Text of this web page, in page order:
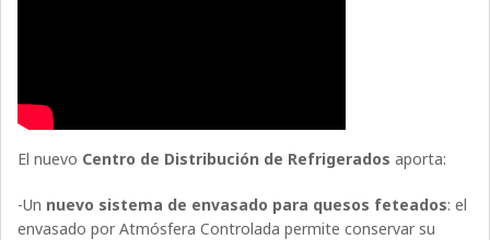
El nuevo Centro de Distribución de Refrigerados aporta:
-Un nuevo sistema de envasado para quesos feteados: el
envasado por Atmósfera Controlada permite conservar su